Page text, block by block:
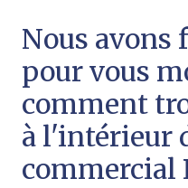
Nous avons
pour vous
comment
à l'intérieur
commercial